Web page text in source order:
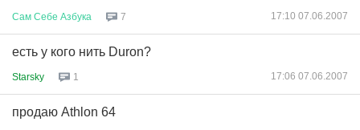
Сам Себе Азбука 7 17:10 07.06.2007
есть у кого нить Duron?
Starsky 1 17:06 07.06.2007
продаю Athlon 64